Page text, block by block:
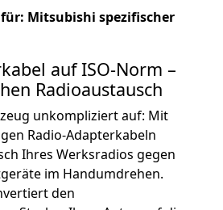
Mitsubishi spezifischer
auf ISO-Norm –
Radioaustausch
unkompliziert auf: Mit
Radio-Adapterkabeln
Ihres Werksradios gegen
im Handumdrehen.
den